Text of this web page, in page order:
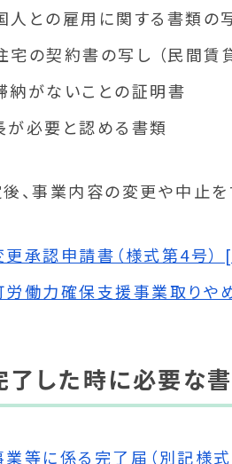
人との雇用に関する書類の
宅の契約書の写し （民間賃
納がないことの証明書
が必要と認める書類
、事業内容の変更や中止を
更承認申請書（様式第4号
労働力確保支援事業取り
了した時に必要な
業等に係る完了届（別記